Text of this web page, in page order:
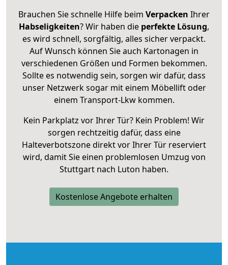
Brauchen Sie schnelle Hilfe beim Verpacken Ihrer
Habseligkeiten? Wir haben die perfekte Lösung,
es wird schnell, sorgfältig, alles sicher verpackt.
Auf Wunsch können Sie auch Kartonagen in
verschiedenen Größen und Formen bekommen.
Sollte es notwendig sein, sorgen wir dafür, dass
unser Netzwerk sogar mit einem Möbellift oder
einem Transport-Lkw kommen.
Kein Parkplatz vor Ihrer Tür? Kein Problem! Wir
sorgen rechtzeitig dafür, dass eine
Halteverbotszone direkt vor Ihrer Tür reserviert
wird, damit Sie einen problemlosen Umzug von
Stuttgart nach Luton haben.
Kostenlose Angebote erhalten